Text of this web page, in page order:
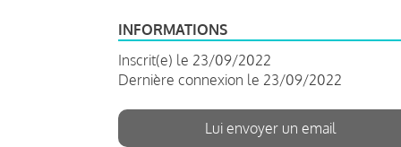
INFORMATIONS
Inscrit(e) le 23/09/2022
Dernière connexion le 23/09/2022
Lui envoyer un email